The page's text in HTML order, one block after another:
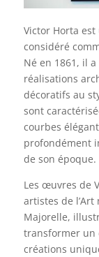
Victor Horta
considéré
Né en 1861, il a
réalisations
décoratifs au
sont
courbes
profondément
de son époque.
Les œuvres de
artistes de l’Art
Majorelle,
transformer un
créations